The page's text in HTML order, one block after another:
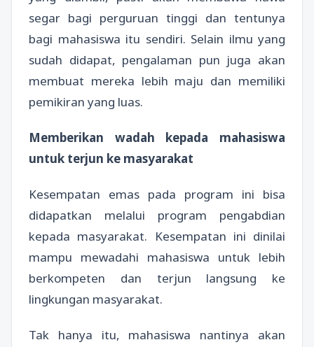
segar bagi perguruan tinggi dan tentunya
bagi mahasiswa itu sendiri. Selain ilmu yang
sudah didapat, pengalaman pun juga akan
membuat mereka lebih maju dan memiliki
pemikiran yang luas.
Memberikan wadah kepada mahasiswa
untuk terjun ke masyarakat
Kesempatan emas pada program ini bisa
didapatkan melalui program pengabdian
kepada masyarakat. Kesempatan ini dinilai
mampu mewadahi mahasiswa untuk lebih
berkompeten dan terjun langsung ke
lingkungan masyarakat.
Tak hanya itu, mahasiswa nantinya akan